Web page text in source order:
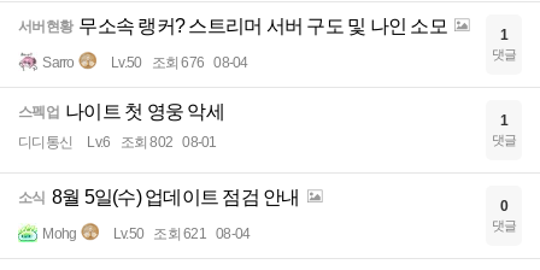
서버현황 무소속 랭커? 스트리머 서버 구도 및 나인 소모
Sarro Lv.50 조회 676 08-04
1
댓글
스펙업 나이트 첫 영웅 악세
디디통신 Lv.6 조회 802 08-01
1
댓글
소식 8월 5일(수) 업데이트 점검 안내
Mohg Lv.50 조회 621 08-04
0
댓글